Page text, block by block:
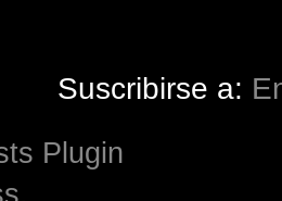
Suscribirse a: